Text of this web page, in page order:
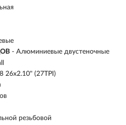
- Алюминиевые двустеночные
26x2.10" (27TPI)
резьбовой